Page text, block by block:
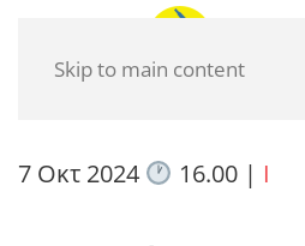
Skip to main content
7 Οκτ 2024 16.00| I